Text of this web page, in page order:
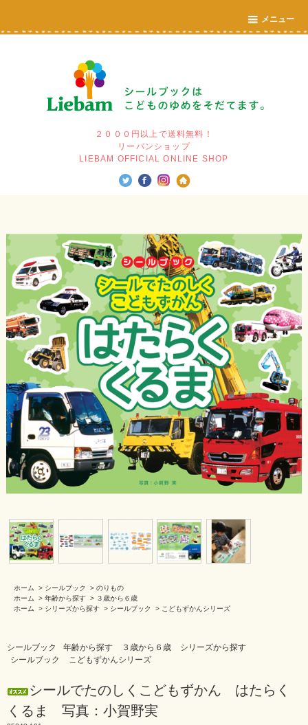
メニュー
２０００円以上で送料無料！
リーバンショップ
LIEBAM OFFICIAL ONLINE SHOP
ホーム > シールブック > のりもの
ホーム
> 年齢から探す > ３歳から６歳
ホーム
> シリーズから探す > シールブック > こどもずかんシリーズ
シールブック 年齢から探す ３歳から６歳
シリーズから探す
シールブック
こどもずかんシリーズ
シールでたのしくこどもずかん はたらく
くるま 写真：小賀野実